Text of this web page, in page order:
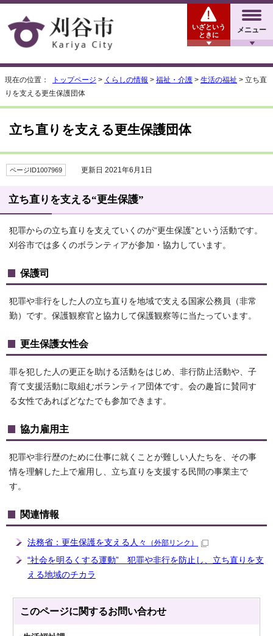
メニュー
いざという
ときに
現在の位置： トップページ > くらしの情報 > 福祉・介護 > 生活の福祉 > 立ち直
りを支える更生保護団体
立ち直りを支える更生保護団体
ページID1007969 更新日 2021年6月1日
立ち直りを支える“更生保護”
犯罪からの立ち直りを支えていくのが“更生保護”という活動です。
刈谷市では多くのボランティアが参加・協力しています。
保護司
犯罪や非行をした人の立ち直りを地域で支える国家公務員（非常
勤）です。保護観察官と協力して保護観察等に当たっています。
更生保護女性会
罪を犯した人の更正を助ける活動をはじめ、非行防止活動や、子
育て支援活動に取組むボランティア団体です。会の趣旨に賛同す
る女性であればどなたでも参加できます。
協力雇用主
犯罪や非行歴のために仕事に就くことが難しい人たちを、その事
情を理解した上で雇用し、立ち直りを支援する民間の事業主で
す。
関連情報
法務省：更生保護を支える人々 （外部リンク）
“社会を明るくする運動” 犯罪や非行を防止し、立ち直りを支
える地域のチカラ
このページに関するお問い合わせ